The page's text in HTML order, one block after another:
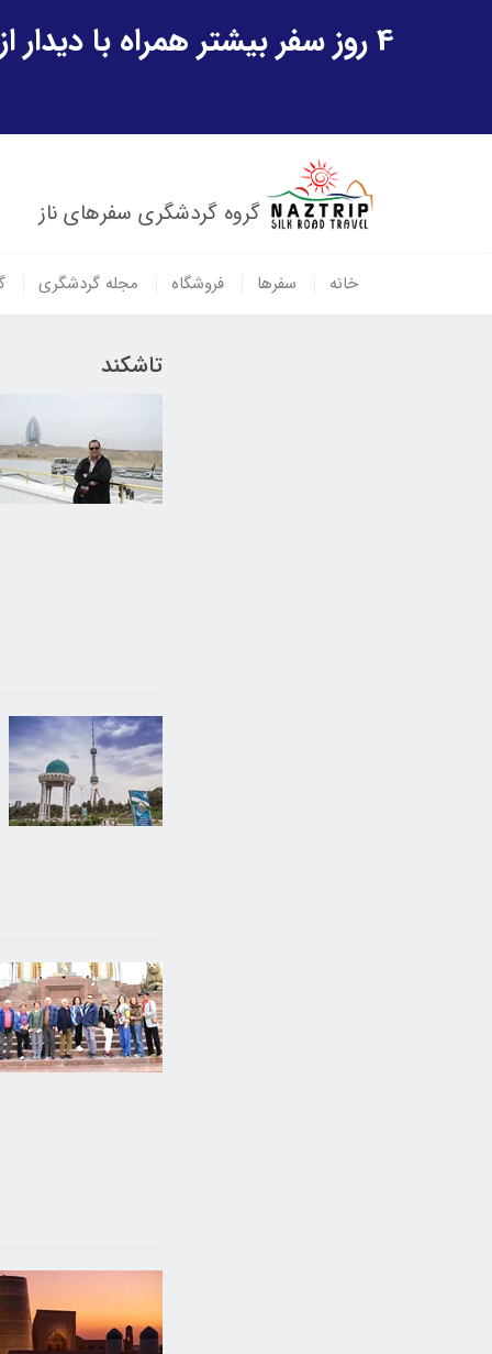
4 روز سفر بیشتر همراه با دیدار از شهر تاریخی خیوه و یک پرواز داخلی ازبکستان هدیه ویژه سفر شهریورماه
گروه گردشگری سفرهای ناز
خانه سفرها فروشگاه مجله گردشگری
تاشکند